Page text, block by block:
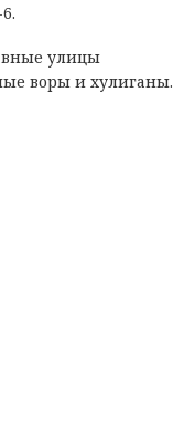
улицы
воры и хулиганы.